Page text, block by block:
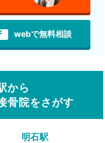
webで無料相談
から
骨院をさがす
明石駅